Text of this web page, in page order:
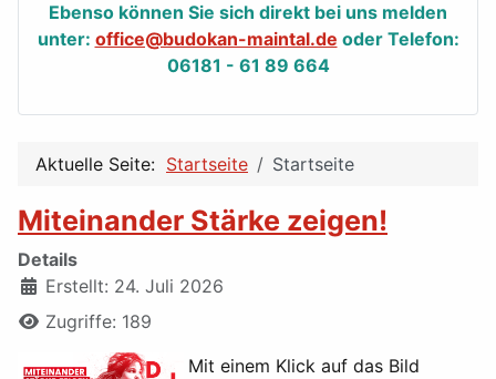
Ebenso können Sie sich direkt bei uns melden
unter: office@budokan-maintal.de oder Telefon:
06181 - 61 89 664
Aktuelle Seite: Startseite Startseite
Miteinander Stärke zeigen!
Details
Erstellt: 24. Juli 2026
Zugriffe: 189
Mit einem Klick auf das Bild